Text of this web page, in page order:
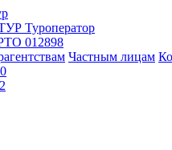
Туроператор
012898
Частным лицам